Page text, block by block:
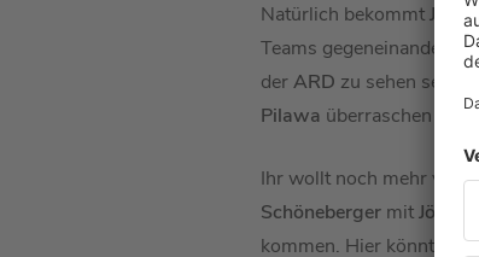
Natürlich bekommtJörg
Teams gegeneinander
derARD zu sehen sein,
Pilawa überraschen
Ihr wollt noch mehr von
Schöneberger mitJörg
kommen. Hier könnt ihr